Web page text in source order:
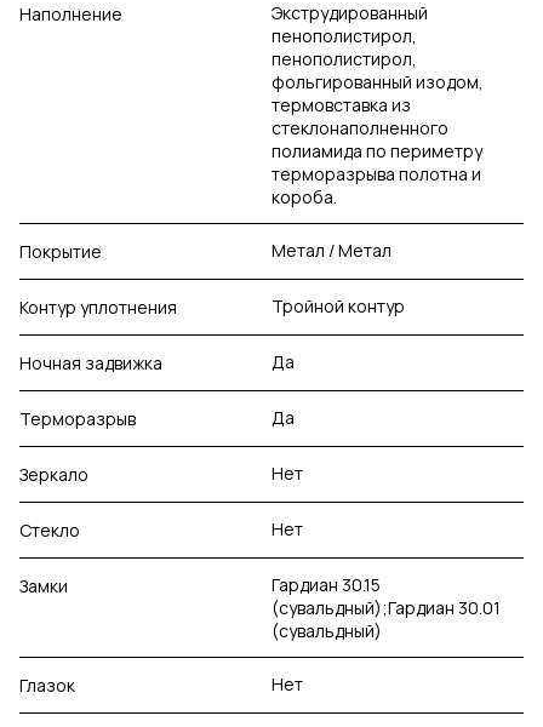
Наполнение
Экструдированный
пенополистирол,
пенополистирол,
фольгированный изодом,
термовставка из
стеклонаполненного
полиамида по периметру
терморазрыва полотна и
короба.
Покрытие Метал / Метал
Контур уплотнения Тройной контур
Ночная задвижка Да
Терморазрыв Да
Зеркало Нет
Стекло Нет
Замки
Гардиан 30.15
(сувальдный);Гардиан 30.01
(сувальдный)
Глазок Нет